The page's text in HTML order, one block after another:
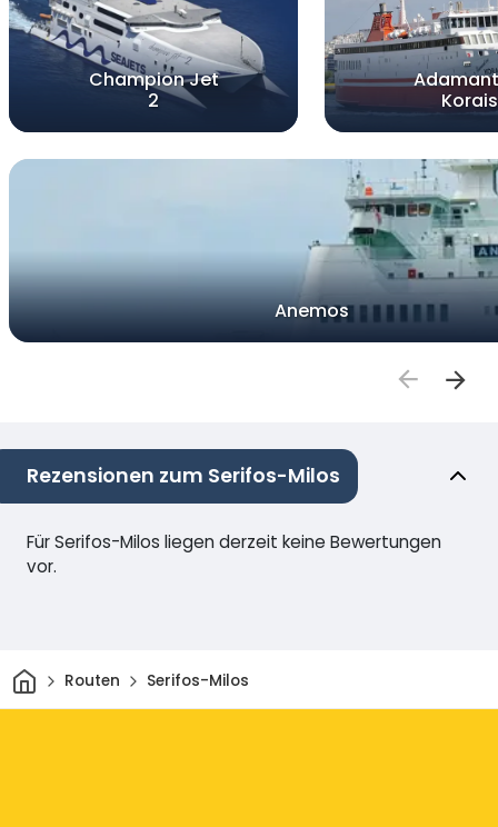
Champion Jet
2
Korais
Anemos
Rezensionen zum Serifos-Milos
Für Serifos-Milos liegen derzeit keine Bewertungen
vor.
HeimRouten Serifos-Milos